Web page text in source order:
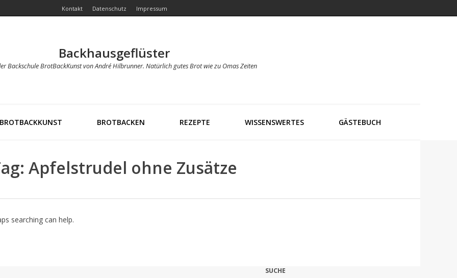
Kontakt Datenschutz Impressum
Backhausgeflüster
Backschule BrotBackKunst von André Hilbrunner. Natürlich gutes Brot wie zu Omas Zeiten
BROTBACKKUNST BROTBACKEN REZEPTE WISSENSWERTES GÄSTEBUCH
Apfelstrudel ohne Zusätze
searching can help.
SUCHE